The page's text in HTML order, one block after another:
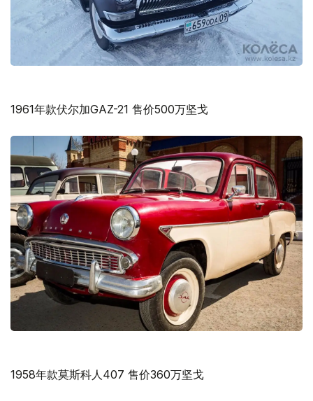
1961年款伏尔加GAZ-21 售价500万坚戈
1958年款莫斯科人407 售价360万坚戈